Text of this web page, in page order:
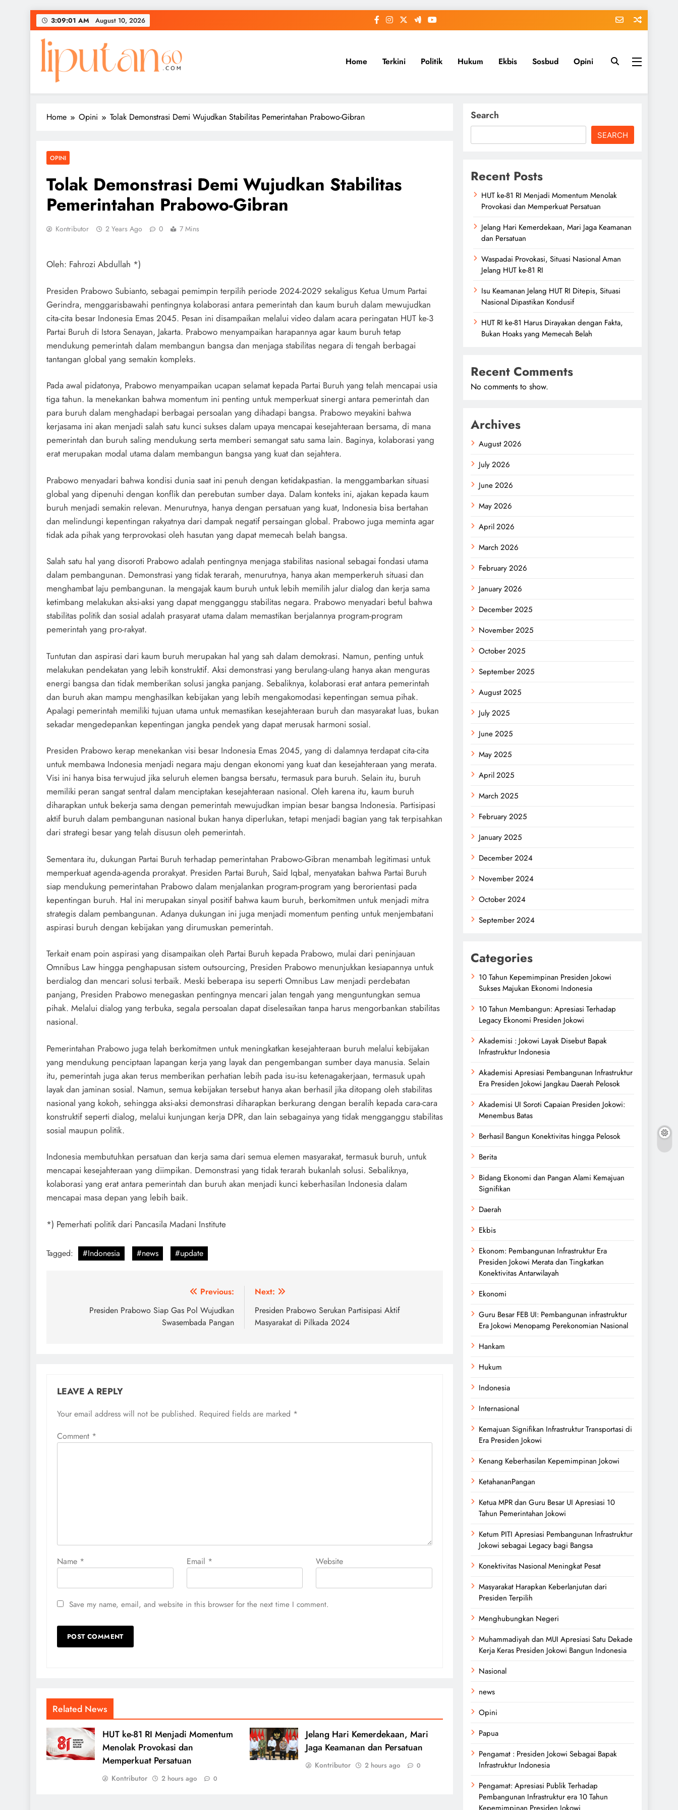
Skip
to
content
3:09:02 AM August 10, 2026
Home Terkini Politik Hukum Ekbis Sosbud Opini
Home Opini Tolak Demonstrasi Demi Wujudkan Stabilitas Pemerintahan Prabowo-Gibran
OPINI
Tolak Demonstrasi Demi Wujudkan Stabilitas
Pemerintahan Prabowo-Gibran
Kontributor 2 Years Ago 0 7 Mins
Oleh: Fahrozi Abdullah *)
Presiden Prabowo Subianto, sebagai pemimpin terpilih periode 2024-2029 sekaligus Ketua Umum Partai
Gerindra, menggarisbawahi pentingnya kolaborasi antara pemerintah dan kaum buruh dalam mewujudkan
cita-cita besar Indonesia Emas 2045. Pesan ini disampaikan melalui video dalam acara peringatan HUT ke-3
Partai Buruh di Istora Senayan, Jakarta. Prabowo menyampaikan harapannya agar kaum buruh tetap
mendukung pemerintah dalam membangun bangsa dan menjaga stabilitas negara di tengah berbagai
tantangan global yang semakin kompleks.
Pada awal pidatonya, Prabowo menyampaikan ucapan selamat kepada Partai Buruh yang telah mencapai usia
tiga tahun. Ia menekankan bahwa momentum ini penting untuk memperkuat sinergi antara pemerintah dan
para buruh dalam menghadapi berbagai persoalan yang dihadapi bangsa. Prabowo meyakini bahwa
kerjasama ini akan menjadi salah satu kunci sukses dalam upaya mencapai kesejahteraan bersama, di mana
pemerintah dan buruh saling mendukung serta memberi semangat satu sama lain. Baginya, kolaborasi yang
erat merupakan modal utama dalam membangun bangsa yang kuat dan sejahtera.
Prabowo menyadari bahwa kondisi dunia saat ini penuh dengan ketidakpastian. Ia menggambarkan situasi
global yang dipenuhi dengan konflik dan perebutan sumber daya. Dalam konteks ini, ajakan kepada kaum
buruh menjadi semakin relevan. Menurutnya, hanya dengan persatuan yang kuat, Indonesia bisa bertahan
dan melindungi kepentingan rakyatnya dari dampak negatif persaingan global. Prabowo juga meminta agar
tidak ada pihak yang terprovokasi oleh hasutan yang dapat memecah belah bangsa.
Salah satu hal yang disoroti Prabowo adalah pentingnya menjaga stabilitas nasional sebagai fondasi utama
dalam pembangunan. Demonstrasi yang tidak terarah, menurutnya, hanya akan memperkeruh situasi dan
menghambat laju pembangunan. Ia mengajak kaum buruh untuk lebih memilih jalur dialog dan kerja sama
ketimbang melakukan aksi-aksi yang dapat mengganggu stabilitas negara. Prabowo menyadari betul bahwa
stabilitas politik dan sosial adalah prasyarat utama dalam memastikan berjalannya program-program
pemerintah yang pro-rakyat.
Tuntutan dan aspirasi dari kaum buruh merupakan hal yang sah dalam demokrasi. Namun, penting untuk
melakukan pendekatan yang lebih konstruktif. Aksi demonstrasi yang berulang-ulang hanya akan menguras
energi bangsa dan tidak memberikan solusi jangka panjang. Sebaliknya, kolaborasi erat antara pemerintah
dan buruh akan mampu menghasilkan kebijakan yang lebih mengakomodasi kepentingan semua pihak.
Apalagi pemerintah memiliki tujuan utama untuk memastikan kesejahteraan buruh dan masyarakat luas, bukan
sekadar mengedepankan kepentingan jangka pendek yang dapat merusak harmoni sosial.
Presiden Prabowo kerap menekankan visi besar Indonesia Emas 2045, yang di dalamnya terdapat cita-cita
untuk membawa Indonesia menjadi negara maju dengan ekonomi yang kuat dan kesejahteraan yang merata.
Visi ini hanya bisa terwujud jika seluruh elemen bangsa bersatu, termasuk para buruh. Selain itu, buruh
memiliki peran sangat sentral dalam menciptakan kesejahteraan nasional. Oleh karena itu, kaum buruh
diharapkan untuk bekerja sama dengan pemerintah mewujudkan impian besar bangsa Indonesia. Partisipasi
aktif buruh dalam pembangunan nasional bukan hanya diperlukan, tetapi menjadi bagian yang tak terpisahkan
dari strategi besar yang telah disusun oleh pemerintah.
Sementara itu, dukungan Partai Buruh terhadap pemerintahan Prabowo-Gibran menambah legitimasi untuk
memperkuat agenda-agenda prorakyat. Presiden Partai Buruh, Said Iqbal, menyatakan bahwa Partai Buruh
siap mendukung pemerintahan Prabowo dalam menjalankan program-program yang berorientasi pada
kepentingan buruh. Hal ini merupakan sinyal positif bahwa kaum buruh, berkomitmen untuk menjadi mitra
strategis dalam pembangunan. Adanya dukungan ini juga menjadi momentum penting untuk menjembatani
aspirasi buruh dengan kebijakan yang dirumuskan pemerintah.
Terkait enam poin aspirasi yang disampaikan oleh Partai Buruh kepada Prabowo, mulai dari peninjauan
Omnibus Law hingga penghapusan sistem outsourcing, Presiden Prabowo menunjukkan kesiapannya untuk
berdialog dan mencari solusi terbaik. Meski beberapa isu seperti Omnibus Law menjadi perdebatan
panjang, Presiden Prabowo menegaskan pentingnya mencari jalan tengah yang menguntungkan semua
pihak. Melalui dialog yang terbuka, segala persoalan dapat diselesaikan tanpa harus mengorbankan stabilitas
nasional.
Pemerintahan Prabowo juga telah berkomitmen untuk meningkatkan kesejahteraan buruh melalui kebijakan
yang mendukung penciptaan lapangan kerja yang layak dan pengembangan sumber daya manusia. Selain
itu, pemerintah juga akan terus memberikan perhatian lebih pada isu-isu ketenagakerjaan, termasuk upah
layak dan jaminan sosial. Namun, semua kebijakan tersebut hanya akan berhasil jika ditopang oleh stabilitas
nasional yang kokoh, sehingga aksi-aksi demonstrasi diharapkan berkurang dengan beralih kepada cara-cara
konstruktif seperti dialog, melalui kunjungan kerja DPR, dan lain sebagainya yang tidak mengganggu stabilitas
sosial maupun politik.
Indonesia membutuhkan persatuan dan kerja sama dari semua elemen masyarakat, termasuk buruh, untuk
mencapai kesejahteraan yang diimpikan. Demonstrasi yang tidak terarah bukanlah solusi. Sebaliknya,
kolaborasi yang erat antara pemerintah dan buruh akan menjadi kunci keberhasilan Indonesia dalam
mencapai masa depan yang lebih baik.
*) Pemerhati politik dari Pancasila Madani Institute
Tagged: #Indonesia #news #update
navigation
Previous:
Presiden Prabowo Siap Gas Pol Wujudkan
Swasembada Pangan
Next:
Presiden Prabowo Serukan Partisipasi Aktif
Masyarakat di Pilkada 2024
LEAVE A REPLY
Your email address will not be published. Required fields are marked *
Comment *
Name * Email * Website
Save my name, email, and website in this browser for the next time I comment.
Related News
HUT ke-81 RI Menjadi Momentum
Menolak Provokasi dan
Memperkuat Persatuan
Kontributor 2 hours ago 0
Jelang Hari Kemerdekaan, Mari
Jaga Keamanan dan Persatuan
Kontributor 2 hours ago 0
Search
SEARCH
Recent Posts
HUT ke-81 RI Menjadi Momentum Menolak
Provokasi dan Memperkuat Persatuan
Jelang Hari Kemerdekaan, Mari Jaga Keamanan
dan Persatuan
Waspadai Provokasi, Situasi Nasional Aman
Jelang HUT ke-81 RI
Isu Keamanan Jelang HUT RI Ditepis, Situasi
Nasional Dipastikan Kondusif
HUT RI ke-81 Harus Dirayakan dengan Fakta,
Bukan Hoaks yang Memecah Belah
Recent Comments
No comments to show.
Archives
August 2026
July 2026
June 2026
May 2026
April 2026
March 2026
February 2026
January 2026
December 2025
November 2025
October 2025
September 2025
August 2025
July 2025
June 2025
May 2025
April 2025
March 2025
February 2025
January 2025
December 2024
November 2024
October 2024
September 2024
Categories
10 Tahun Kepemimpinan Presiden Jokowi
Sukses Majukan Ekonomi Indonesia
10 Tahun Membangun: Apresiasi Terhadap
Legacy Ekonomi Presiden Jokowi
Akademisi : Jokowi Layak Disebut Bapak
Infrastruktur Indonesia
Akademisi Apresiasi Pembangunan Infrastruktur
Era Presiden Jokowi Jangkau Daerah Pelosok
Akademisi UI Soroti Capaian Presiden Jokowi:
Menembus Batas
Berhasil Bangun Konektivitas hingga Pelosok
Berita
Bidang Ekonomi dan Pangan Alami Kemajuan
Signifikan
Daerah
Ekbis
Ekonom: Pembangunan Infrastruktur Era
Presiden Jokowi Merata dan Tingkatkan
Konektivitas Antarwilayah
Ekonomi
Guru Besar FEB UI: Pembangunan infrastruktur
Era Jokowi Menopamg Perekonomian Nasional
Hankam
Hukum
Indonesia
Internasional
Kemajuan Signifikan Infrastruktur Transportasi di
Era Presiden Jokowi
Kenang Keberhasilan Kepemimpinan Jokowi
KetahananPangan
Ketua MPR dan Guru Besar UI Apresiasi 10
Tahun Pemerintahan Jokowi
Ketum PITI Apresiasi Pembangunan Infrastruktur
Jokowi sebagai Legacy bagi Bangsa
Konektivitas Nasional Meningkat Pesat
Masyarakat Harapkan Keberlanjutan dari
Presiden Terpilih
Menghubungkan Negeri
Muhammadiyah dan MUI Apresiasi Satu Dekade
Kerja Keras Presiden Jokowi Bangun Indonesia
Nasional
news
Opini
Papua
Pengamat : Presiden Jokowi Sebagai Bapak
Infrastruktur Indonesia
Pengamat: Apresiasi Publik Terhadap
Pembangunan Infrastruktur era 10 Tahun